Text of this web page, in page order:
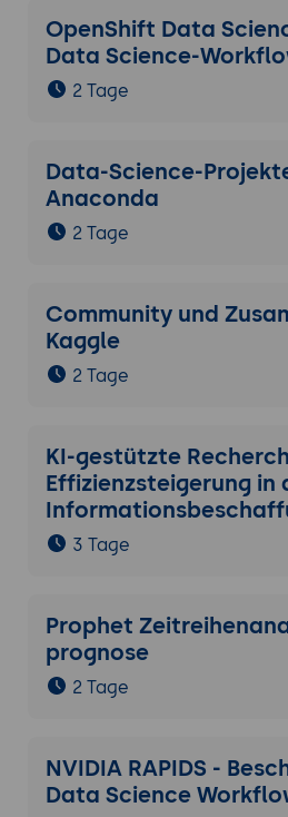
OpenShift Data
Data Science-
2 Tage
Data-Science-
Anaconda
2 Tage
Community und
Kaggle
2 Tage
KI-gestützte
Effizienzsteigerung in
3 Tage
Prophet
prognose
2 Tage
NVIDIA RAPIDS -
Data Science